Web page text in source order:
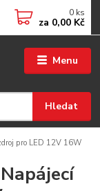
Menu
Hledat
0 ks
za 0,00 Kč
pro LED 12V 16W